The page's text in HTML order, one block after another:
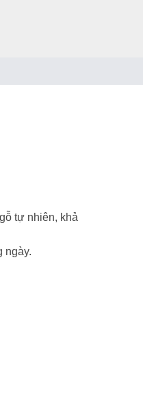
tự nhiên, khả
ngày.